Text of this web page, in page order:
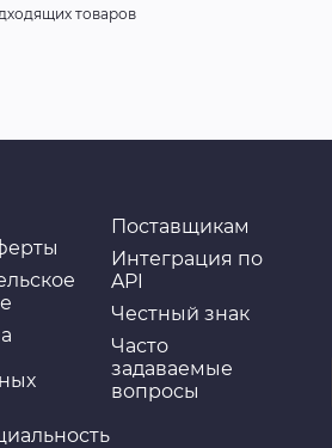
товаров
Поставщикам
Интеграция по
API
Честный знак
Часто
задаваемые
вопросы